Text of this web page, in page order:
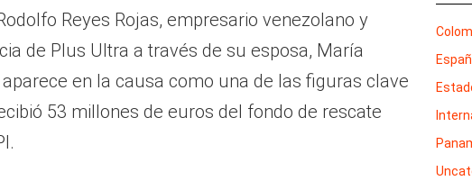
Reyes Rojas, empresario venezolano y
de Plus Ultra a través de su esposa, María
en la causa como una de las figuras clave
53 millones de euros del fondo de rescate